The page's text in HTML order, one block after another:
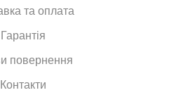
та оплата
Гарантія
повернення
Контакти